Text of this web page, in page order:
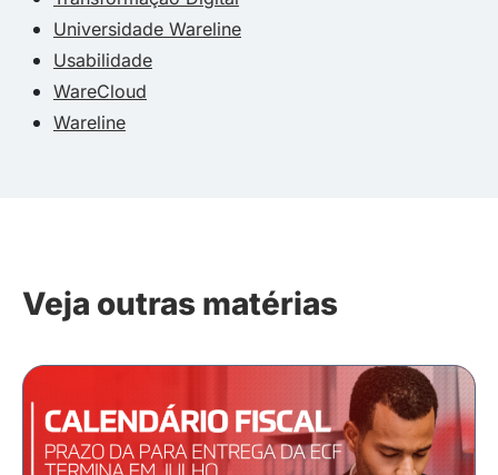
Universidade Wareline
Usabilidade
WareCloud
Wareline
Veja outras matérias